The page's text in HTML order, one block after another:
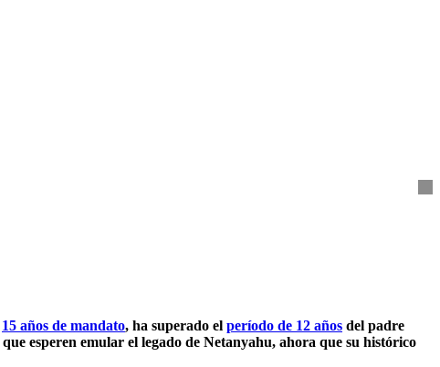
15 años de mandato, ha superado el período de 12 años del padre
esperen emular el legado de Netanyahu, ahora que su histórico